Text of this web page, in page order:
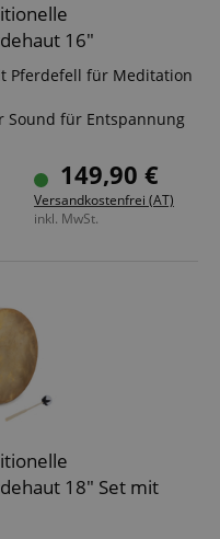
16"
Pferdefell für Meditation
Sound für Entspannung
Basstöne & tiefe
bequem im Sitzen &
& spirituelle Praxis
149,90 €
Versandkostenfrei (AT)
inkl. MwSt.
18" Set mit
a given end
answers were
which page
etc.).
Google-